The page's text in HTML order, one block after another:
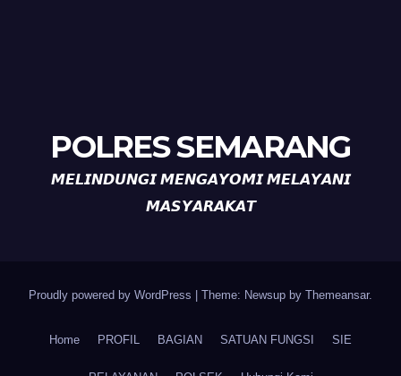
POLRES SEMARANG
𝙈𝙀𝙇𝙄𝙉𝘿𝙐𝙉𝙂𝙄 𝙈𝙀𝙉𝙂𝘼𝙔𝙊𝙈𝙄 𝙈𝙀𝙇𝘼𝙔𝘼𝙉𝙄
𝙈𝘼𝙎𝙔𝘼𝙍𝘼𝙆𝘼𝙏
Proudly powered by WordPress Theme: Newsup by Themeansar.
Home PROFIL BAGIAN SATUAN FUNGSI SIE